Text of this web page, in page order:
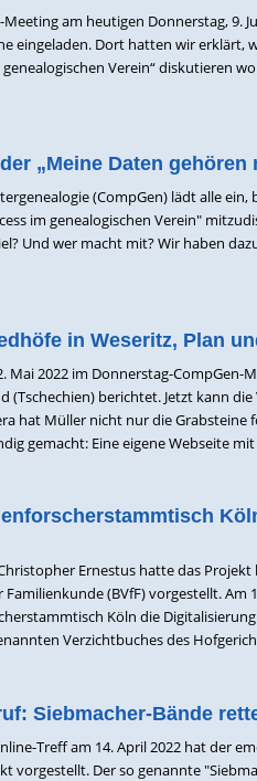
am heutigen Donnerstag, 9.
eingeladen. Dort hatten wir erklärt,
genealogischen Verein“ diskutieren
„Meine Daten gehören
(CompGen) lädt alle
im genealogischen Verein"
Und wer macht mit? Wir haben
in Weseritz, Plan
Mai 2022 im Donnerstag-CompGen-
(Tschechien) berichtet. Jetzt kann
hat Müller nicht nur die
gemacht: Eine eigene Webseite mit
Ernestus hatte das
Familienkunde (BVfF) vorgestellt.
Köln die
Verzichtbuches des
Siebmacher-Bände
Treff am 14. April 2022 hat der
vorgestellt. Der so genannte